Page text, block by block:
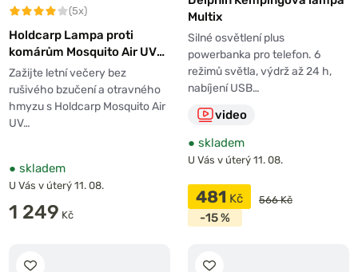
Potřebujete poradit?
Napište nám na info@chytapust.cz nebo zavolejte na číslo
377 477 291.
(5x)
Holdcarp Lampa proti
komárům Mosquito Air UV
Lamp
Zažijte letní večery bez
rušivého bzučení a otravného
hmyzu s Holdcarp Mosquito Air
UV…
● skladem
U Vás v úterý 11. 08.
1 249 Kč
Multix
Silné osvětlení plus
powerbanka pro telefon. 6
režimů světla, výdrž až 24 h,
nabíjení USB…
video
● skladem
U Vás v úterý 11. 08.
481 Kč 566 Kč
-15 %